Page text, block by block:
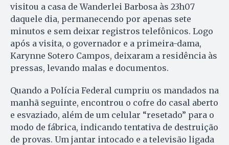
visitou a casa de Wanderlei Barbosa às 23h07
daquele dia, permanecendo por apenas sete
minutos e sem deixar registros telefônicos. Logo
após a visita, o governador e a primeira-dama,
Karynne Sotero Campos, deixaram a residência às
pressas, levando malas e documentos.
Quando a Polícia Federal cumpriu os mandados na
manhã seguinte, encontrou o cofre do casal aberto
e esvaziado, além de um celular “resetado” para o
modo de fábrica, indicando tentativa de destruição
de provas. Um jantar intocado e a televisão ligada